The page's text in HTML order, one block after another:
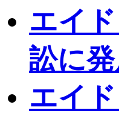
エイ
訟に
エイ